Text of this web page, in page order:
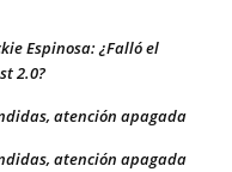
Espinosa: ¿Falló el
2.0?
atención apagada
atención apagada